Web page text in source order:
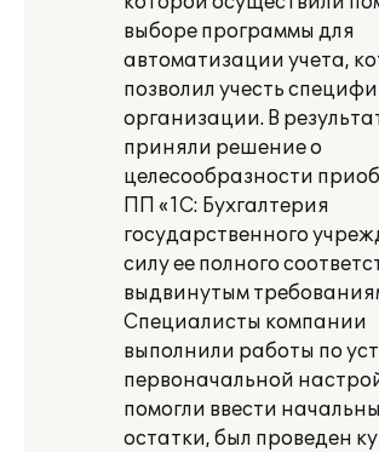
выборе программы для
автоматизации учета,
позволил учесть
организации. В
приняли решение о
целесообразности
ПП «1С: Бухгалтерия
государственного
силу ее полного
выдвинутым
Специалисты компании
выполнили работы по
первоначальной
помогли ввести
остатки, был проведен